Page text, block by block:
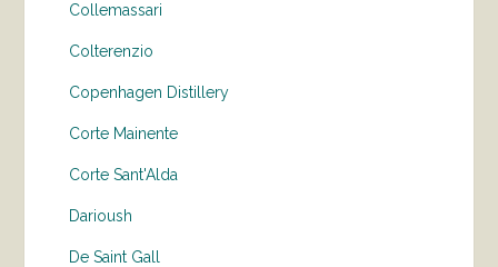
Collemassari
Colterenzio
Copenhagen Distillery
Corte Mainente
Corte Sant'Alda
Darioush
De Saint Gall